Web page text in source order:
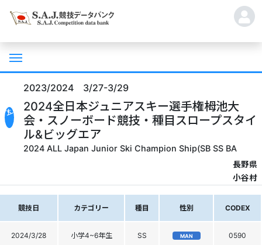
2023/2024 3/27-3/29
2024全日本ジュニアスキー選手権栂池大
会・スノーボード競技・種目スロープスタイ
ル&ビッグエア
2024 ALL Japan Junior Ski Champion Ship(SB SS BA
長野県
小谷村
競技日 カテゴリー 種目 性別 CODEX
2024/3/28 小学4~6年生 SS MAN 0590